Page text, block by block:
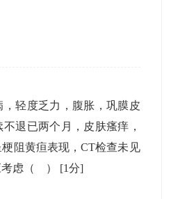
轻度乏力，腹胀，巩膜皮
退已两个月，皮肤瘙痒，
阻黄疸表现，CT检查未见
考虑（ ） [1分]